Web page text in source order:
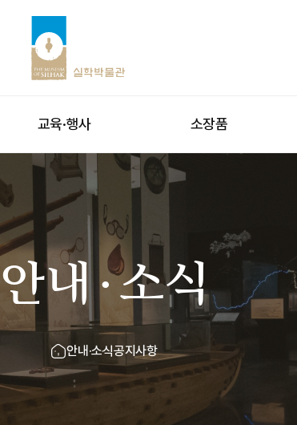
교육·행사 소장품
안내·소식
안내·소식공지사항